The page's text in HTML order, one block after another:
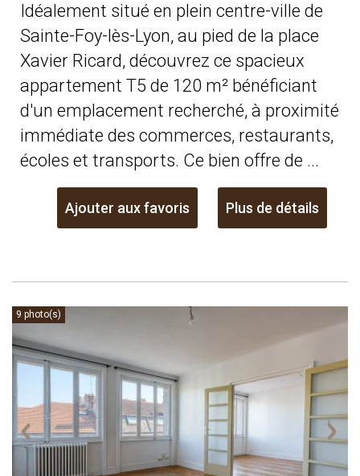
Idéalement situé en plein centre-ville de
Sainte-Foy-lès-Lyon, au pied de la place
Xavier Ricard, découvrez ce spacieux
appartement T5 de 120 m² bénéficiant
d'un emplacement recherché, à proximité
immédiate des commerces, restaurants,
écoles et transports. Ce bien offre de ...
Ajouter aux favoris Plus de détails
9 photo(s)